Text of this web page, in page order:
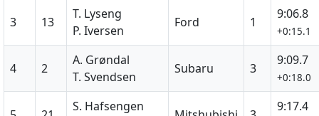
3 13
T. Lyseng
P. Iversen
Ford 1
9:06.8
+0:15.1
4 2
A. Grøndal
T. Svendsen
Subaru 3
9:09.7
+0:18.0
S. Hafsengen
9:17.4